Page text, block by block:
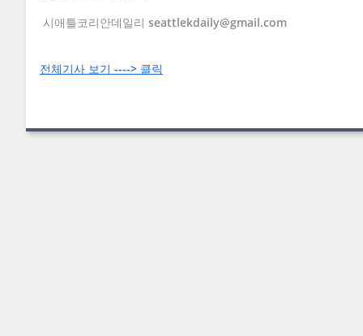
시애틀코리안데일리 seattlekdaily@gmail.com
전체기사 보기 ----> 클릭